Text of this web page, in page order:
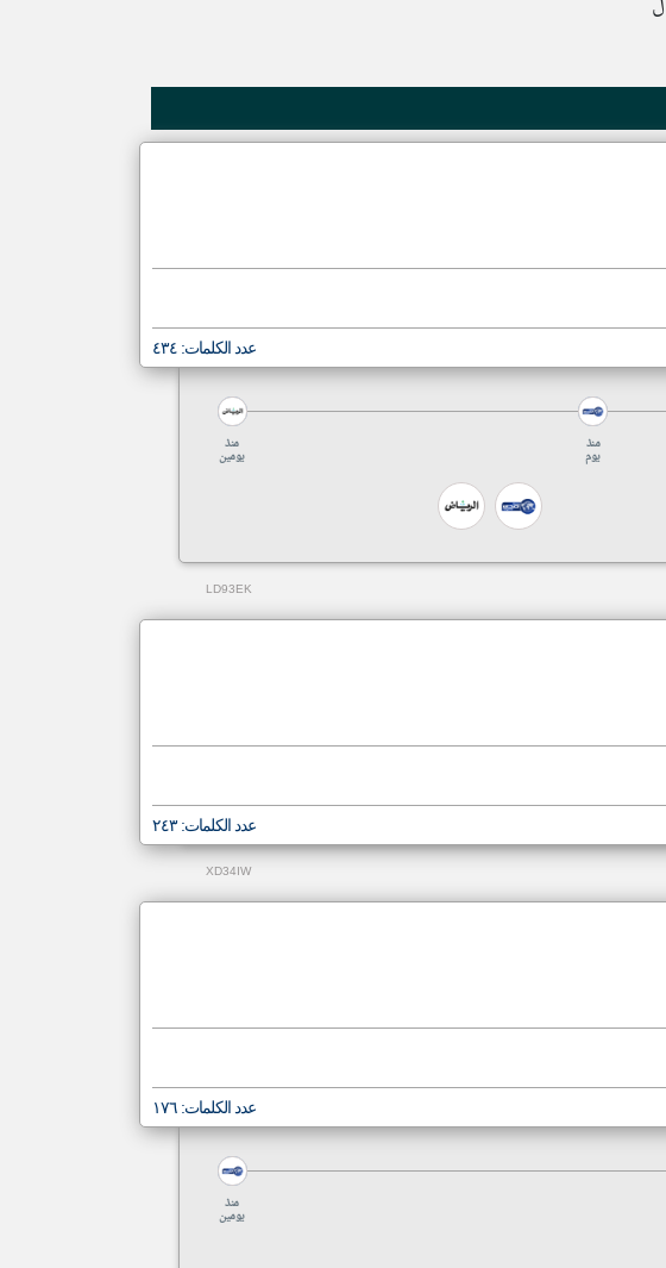
عدد الكلمات: ٤٣٤
منذ
يومين
منذ
يوم
LD93EK
عدد الكلمات: ٢٤٣
XD34IW
عدد الكلمات: ١٧٦
منذ
يومين
klyoum.com